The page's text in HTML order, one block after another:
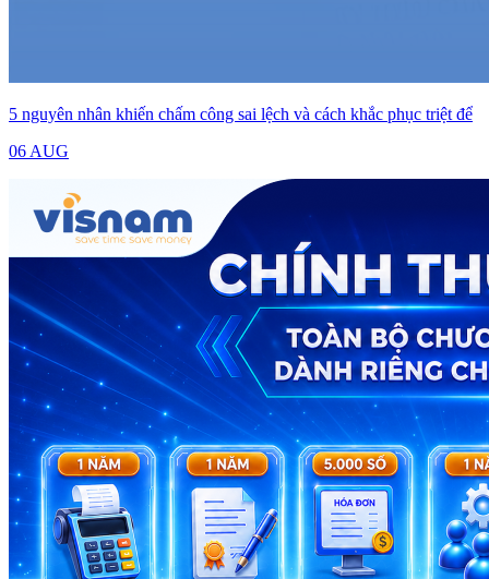
5 nguyên nhân khiến chấm công sai lệch và cách khắc phục triệt để
06 AUG